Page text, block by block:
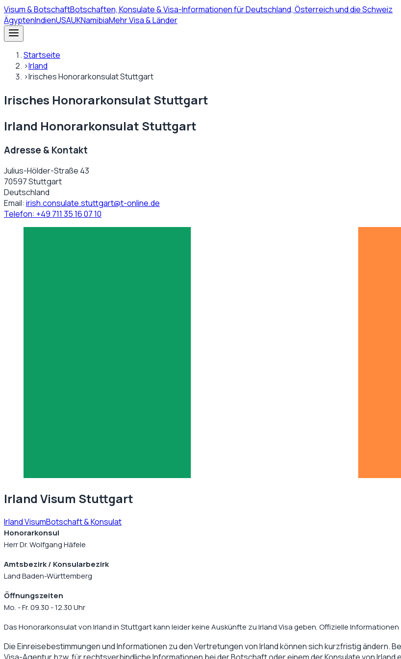
Visum& BotschaftBotschaften, Konsulate & Visa-Informationen für Deutschland, Österreich und die Schweiz
ÄgyptenIndienUSAUKNamibiaMehr Visa & Länder
Startseite
›Irland
›Irisches Honorarkonsulat Stuttgart
Irisches Honorarkonsulat Stuttgart
Irland Honorarkonsulat Stuttgart
Adresse & Kontakt
Julius-Hölder-Straße 43
70597 Stuttgart
Deutschland
Email: irish.consulate.stuttgart@t-online.de
Telefon: +49 711 35 16 07 10
Irland Visum Stuttgart
Irland VisumBotschaft & Konsulat
Honorarkonsul
Herr Dr. Wolfgang Häfele
Amtsbezirk / Konsularbezirk
Land Baden-Württemberg
Öffnungszeiten
Mo. - Fr. 09.30 - 12.30 Uhr
Das Honorarkonsulat von Irland in Stuttgart kann leider keine Auskünfte zu Irland Visa geben. Offizielle
Die Einreisebestimmungen und Informationen zu den Vertretungen vonIrlandkönnen sich kurzfristig ändern.